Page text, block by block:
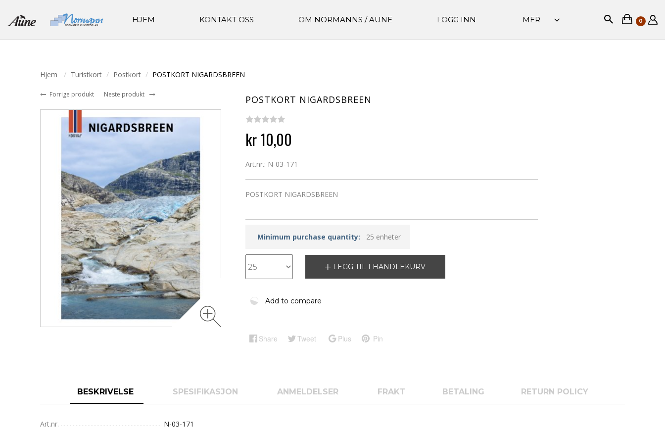
HJEM KONTAKT OSS OM NORMANNS / AUNE LOGG INN MER 0
Hjem Turistkort Postkort POSTKORT NIGARDSBREEN
Forrige produkt Neste produkt POSTKORT NIGARDSBREEN
kr 10,00
Art.nr.: N-03-171
POSTKORT NIGARDSBREEN
Minimum purchase quantity: 25 enheter
LEGG TIL I HANDLEKURV
Add to compare
Share Tweet Plus Pin
BESKRIVELSE SPESIFIKASJON ANMELDELSER FRAKT BETALING RETURN POLICY
Art.nr. N-03-171